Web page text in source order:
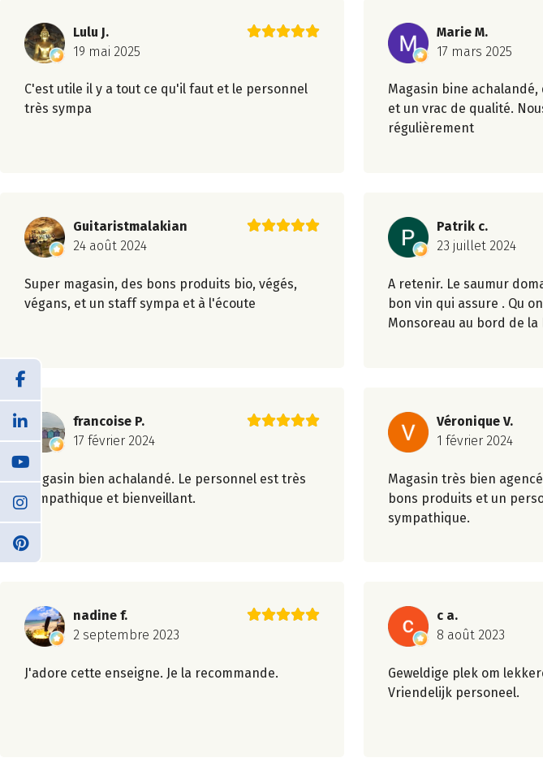
Lulu J.
19 mai 2025
C'est utile il y a tout ce qu'il faut et le personnel
très sympa
Marie M.
17 mars 2025
Magasin bine
et un vrac de qualité.
régulièrement
Guitaristmalakian
24 août 2024
Super magasin, des bons produits bio, végés,
végans, et un staff sympa et à l'écoute
Patrik c.
23 juillet 2024
A retenir. Le saumur
bon vin qui assure . Qu
Monsoreau au bord de la
francoise P.
17 février 2024
Magasin bien achalandé. Le personnel est très
sympathique et bienveillant.
Véronique V.
1 février 2024
Magasin très bien
bons produits et un
sympathique.
nadine f.
2 septembre 2023
J'adore cette enseigne. Je la recommande.
c a.
8 août 2023
Geweldige plek om
Vriendelijk personeel.